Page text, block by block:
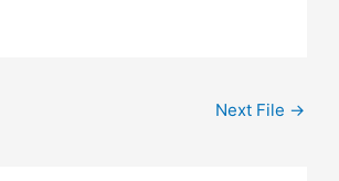
Next File →